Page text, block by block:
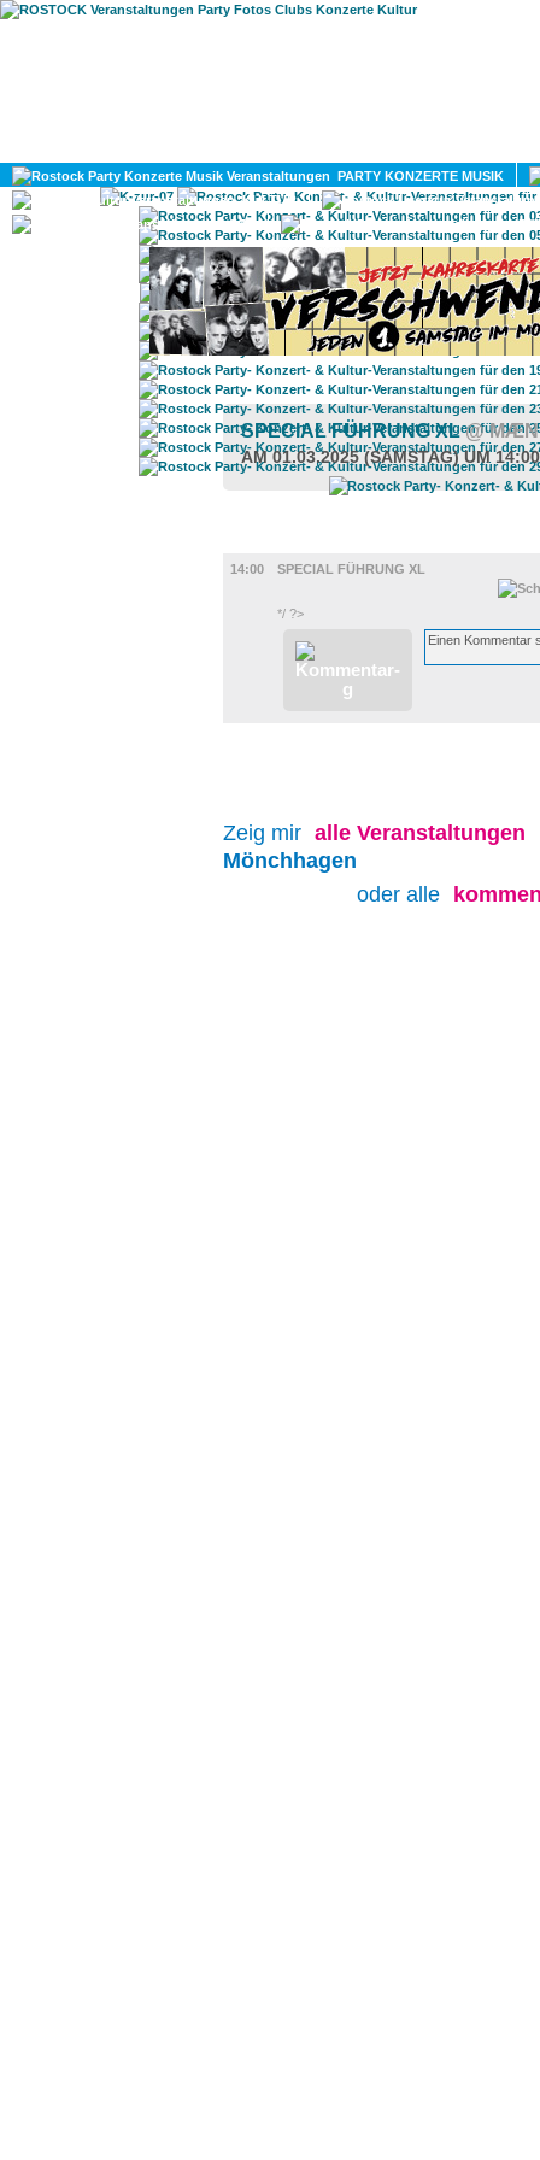
PARTY KONZERTE MUSIK
KULTUR
GAY
SPECIAL FÜHRUNG XL@
AM 01.03.2025 (SAMSTAG) UM
14:00
SPECIAL FÜHRUNG XL
*/ ?>
Zeig mir alle Veranstaltungen
Mönchhagen
oder alle